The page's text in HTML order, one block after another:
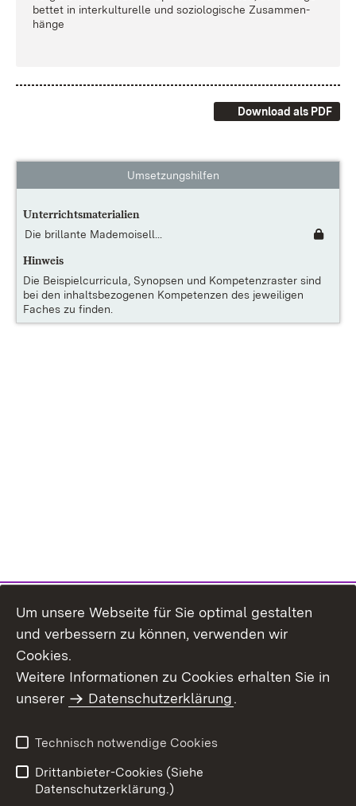
bet­tet in in­ter­kul­tu­rel­le und so­zio­lo­gi­sche Zu­sam­men­
hän­ge
Download als PDF
Umsetzungshilfen
Unterrichtsmaterialien
Die brillante Mademoisell...
Hinweis
Die Beispielcurricula, Synopsen und Kompetenzraster sind
bei den inhaltsbezogenen Kompetenzen des jeweiligen
Faches zu finden.
Um unsere Webseite für Sie optimal gestalten
und verbessern zu können, verwenden wir
Cookies.
Weitere Informationen zu Cookies erhalten Sie in
unserer
Datenschutzerklärung.
Technisch notwendige Cookies
Drittanbieter-Cookies (Siehe
Datenschutzerklärung.)